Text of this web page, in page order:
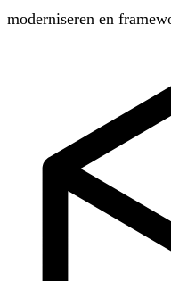
moderniseren en